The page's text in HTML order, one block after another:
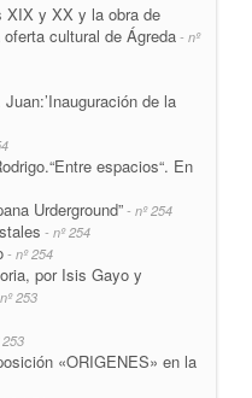
XIX y XX y la obra de
cultural de Ágreda- nº
de la
espacios“. En
Urderground” - nº 254
- nº 254
- nº 254
por Isis Gayo y
253
253
«ORIGENES» en la